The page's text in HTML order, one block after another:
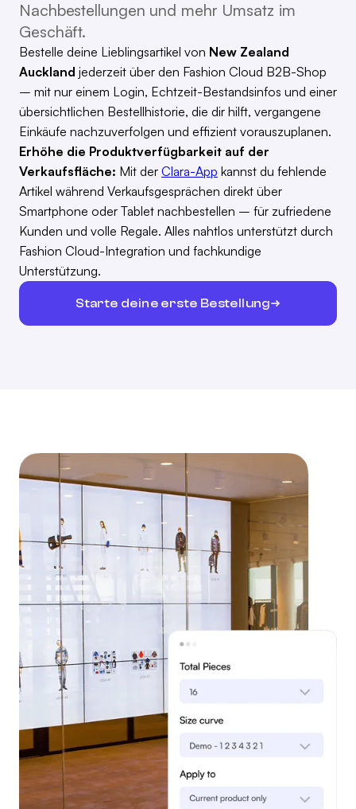
Nachbestellungen und mehr Umsatz im
Geschäft.
Bestelle deine Lieblingsartikel von New Zealand
Auckland jederzeit über den Fashion Cloud B2B-Shop
– mit nur einem Login, Echtzeit-Bestandsinfos und einer
übersichtlichen Bestellhistorie, die dir hilft, vergangene
Einkäufe nachzuverfolgen und effizient vorauszuplanen.
Erhöhe die Produktverfügbarkeit auf der
Verkaufsfläche: Mit der Clara-App kannst du fehlende
Artikel während Verkaufsgesprächen direkt über
Smartphone oder Tablet nachbestellen – für zufriedene
Kunden und volle Regale. Alles nahtlos unterstützt durch
Fashion Cloud-Integration und fachkundige
Unterstützung.
Starte deine erste Bestellung